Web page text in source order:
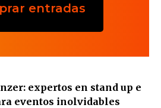
entradas
expertos en stand up e
eventos inolvidables